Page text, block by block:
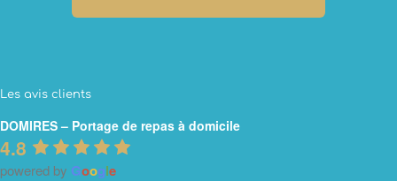
Les avis clients
DOMIRES – Portage de repas à domicile
4.8
powered by Google